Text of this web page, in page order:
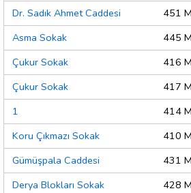
Dr. Sadık Ahmet Caddesi
451
Asma Sokak
445
Çukur Sokak
416
Çukur Sokak
417
1
414
Koru Çıkmazı Sokak
410
Gümüşpala Caddesi
431
Derya Blokları Sokak
428